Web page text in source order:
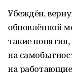
Убеждён,
обновлённой
такие
на
на